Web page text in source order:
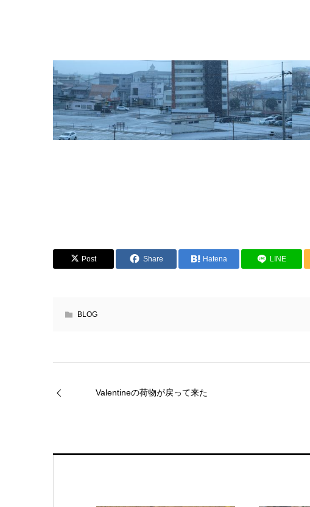
Post Share Hatena LINE
BLOG
Valentineの荷物が戻って来た